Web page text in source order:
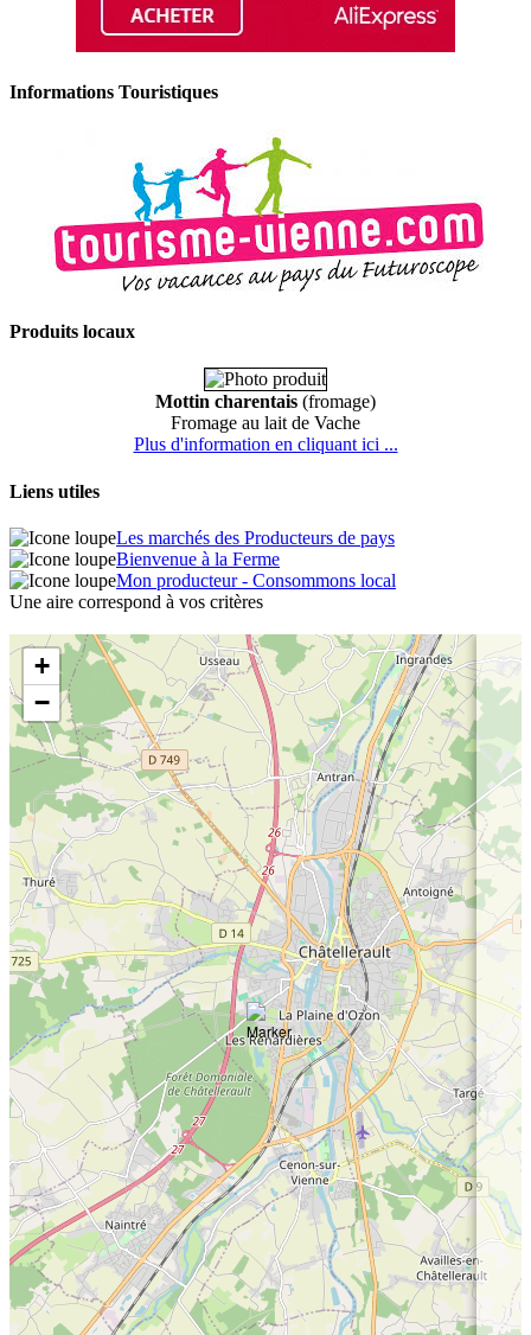
Informations Touristiques
Produits locaux
Mottin charentais (fromage)
Fromage au lait de Vache
Plus d'information en cliquant ici ...
Liens utiles
Les marchés des Producteurs de pays
Bienvenue à la Ferme
Mon producteur - Consommons local
Une aire correspond à vos critères
+
−